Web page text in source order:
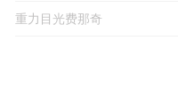
重力目光费那奇